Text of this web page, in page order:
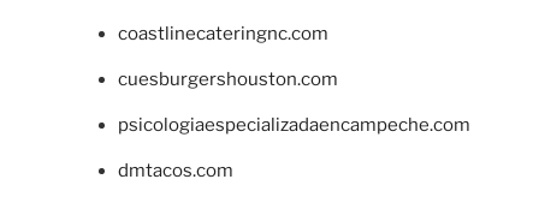
coastlinecateringnc.com
cuesburgershouston.com
psicologiaespecializadaencampeche.com
dmtacos.com